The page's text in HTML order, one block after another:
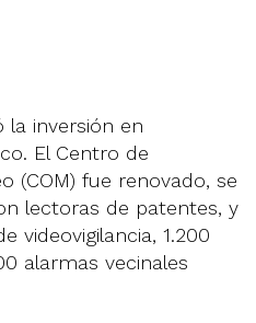
la inversión en
El Centro de
(COM) fue renovado, se
lectoras de patentes, y
videovigilancia, 1.200
alarmas vecinales